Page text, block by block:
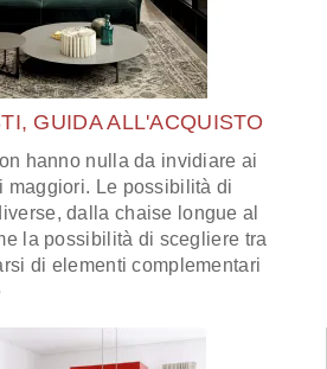
GUIDA ALL'ACQUISTO
hanno nulla da invidiare ai
maggiori. Le possibilità di
dalla chaise longue al
la possibilità di scegliere tra
di elementi complementari